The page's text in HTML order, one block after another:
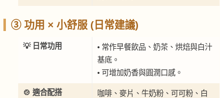
③ 功用 × 小舒服 (日常建議)
💡 日常功用
• 常作早餐飲品、奶茶、烘焙與白汁
基底。
• 可增加奶香與圓潤口感。
🍲 適合配搭
咖啡、麥片、牛奶粉、可可粉、白